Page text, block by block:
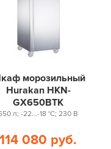
морозильный
Hurakan HKN-
GX650BTK
л; -22...-18 °С; 230 В
114 080 руб.